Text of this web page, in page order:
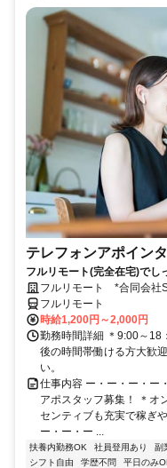
テレフォンアポイン
フルリモート(完全在宅)でし
フルリモート *合同会社
フルリモート
時給1,200円～2,000円
勤務時間詳細 ＊9:00～18
後の時間帯働ける方大歓
い。
仕事内容 ー・ー・ー・ー
アポスタッフ募集！ ＊オ
センティブも充実で稼ぎ
ー・ー・ー ...
扶養内勤務OK 社員登用あり 副
シフト自由
学歴不問 平日のみ